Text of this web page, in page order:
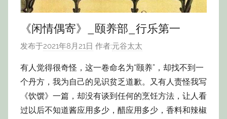
《闲情偶寄》_颐养部_行乐第一
发布于2021年8月21日 作者:元谷太太
有人觉得很奇怪，这一卷命名为“颐养”，却找不到一
个丹方，我为自己的见识贫乏道歉。又有人责怪我写
《饮馔》一篇，却没有谈到任何的烹饪方法，让人看
过以后不知道酱应用多少，醋应用多少，香料和辣椒